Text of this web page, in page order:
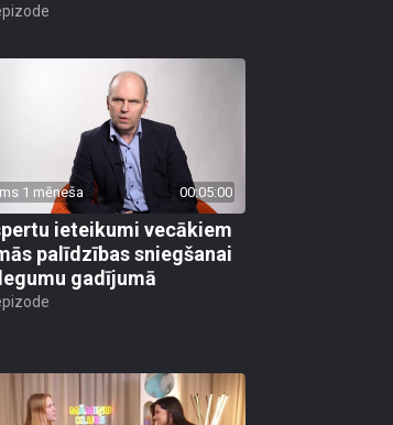
1 mēneša 00:05:00
ieteikumi vecākiem
palīdzības sniegšanai
gadījumā